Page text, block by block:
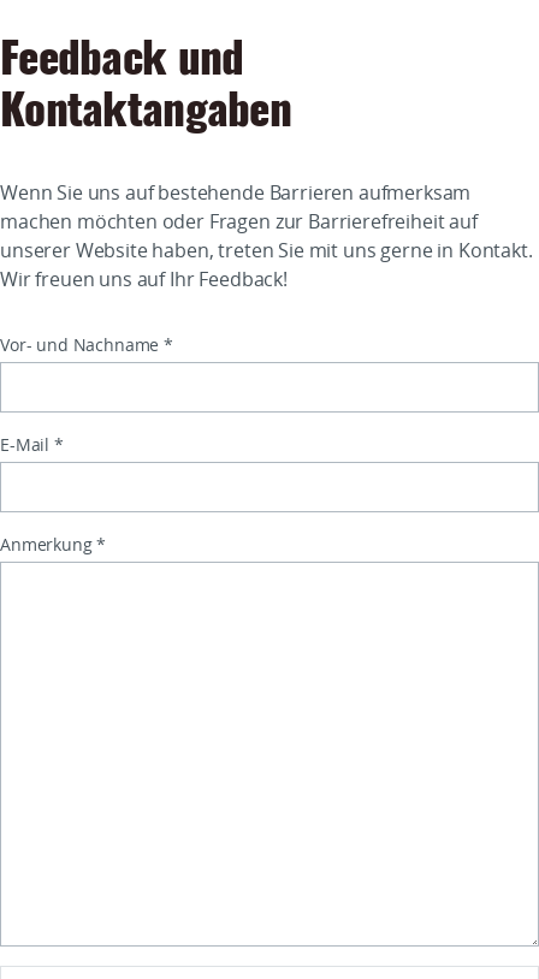
Feedback und
Kontaktangaben
Wenn Sie uns auf bestehende Barrieren aufmerksam
machen möchten oder Fragen zur Barrierefreiheit auf
unserer Website haben, treten Sie mit uns gerne in Kontakt.
Wir freuen uns auf Ihr Feedback!
Pflichtfeld
Vor- und Nachname *
Pflichtfeld
E-Mail *
Pflichtfeld
Anmerkung *